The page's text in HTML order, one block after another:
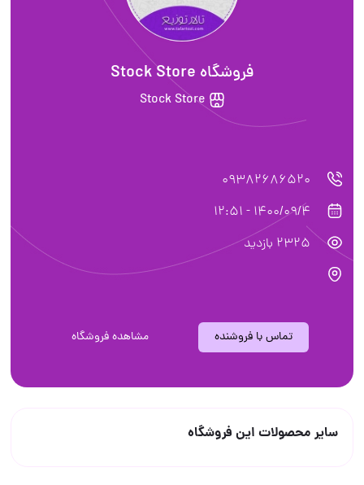
فروشگاه Stock Store
Stock Store
09382686520
1400/09/4 - 12:51
2325 بازدید
تماس با فروشنده مشاهده فروشگاه
سایر محصولات این فروشگاه